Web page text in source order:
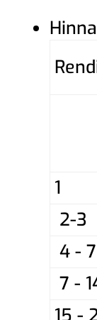
1
2-3
4 - 7
7 -
15 -